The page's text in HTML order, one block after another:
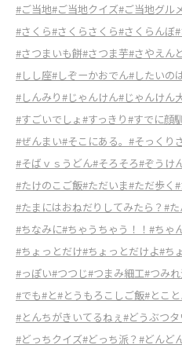
#ご当地#ご当地クイズ#ご当地グル
#さくら#さくらさくら#さくらんぼ
#さつまいも餅#さつま芋#さやえん
#しし座#しぞーかおでん#したいの
#しんみり#じゃんけん#じゃんけん
#すごいでしょ#すっきり#すでに顔
#ぜんまい#そこにある。 #そっくり
#そばｖｓうどん#そろそろ#ぞうけ
#たけのこご飯#ただいま#ただ歩く
#たまにはおねだりしてみたら？ #
#ちなみに#ちゃうちゃう！！ #ちゃ
#ちょっとだけ#ちょっとだけよ#ち
#っぽい#つつじ#つまみ細工#つみ
#でも#と#とうもろこしご飯#とこ
#とんちがきいてるねぇ #どうぶつタ
#どっちクイズ#どっち派？ #どんど